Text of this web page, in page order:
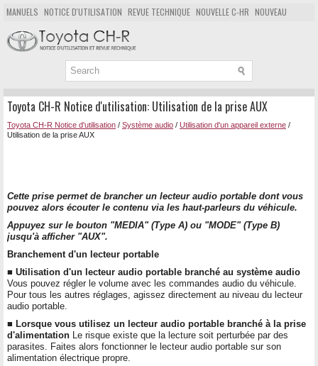
MANUELS NOTICE D'UTILISATION REVUE TECHNIQUE NOUVELLE C-HR NOUVEAU
POPULAIRE
PLAN DU SITE CHERCHER
Toyota CH-R Notice d'utilisation: Utilisation de la prise AUX
Toyota CH-R Notice d'utilisation / Système audio / Utilisation d'un appareil externe /
Utilisation de la prise AUX
Cette prise permet de brancher un lecteur audio portable dont vous
pouvez alors écouter le contenu via les haut-parleurs du véhicule.
Appuyez sur le bouton "MEDIA" (Type A) ou "MODE" (Type B)
jusqu'à afficher "AUX".
Branchement d'un lecteur portable
■ Utilisation d'un lecteur audio portable branché au système audio
Vous pouvez régler le volume avec les commandes audio du véhicule.
Pour tous les autres réglages, agissez directement au niveau du lecteur
audio portable.
■ Lorsque vous utilisez un lecteur audio portable branché à la prise
d'alimentation Le risque existe que la lecture soit perturbée par des
parasites. Faites alors fonctionner le lecteur audio portable sur son
alimentation électrique propre.